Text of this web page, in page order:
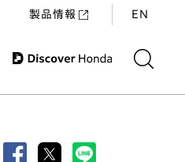
製品情報 EN